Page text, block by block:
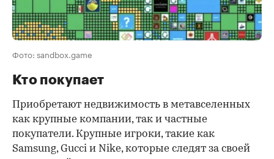
Фото: sandbox.game
Кто покупает
Приобретают недвижимость в метавселенных
как крупные компании, так и частные
покупатели. Крупные игроки, такие как
Samsung, Gucci и Nike, которые следят за своей